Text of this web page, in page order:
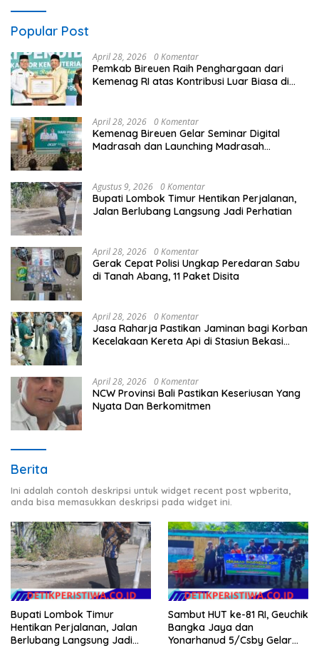
Popular Post
April 28, 2026 0 Komentar
Pemkab Bireuen Raih Penghargaan dari
Kemenag RI atas Kontribusi Luar Biasa di
April 28, 2026 0 Komentar
Kemenag Bireuen Gelar Seminar Digital
Madrasah dan Launching Madrasah
Agustus 9, 2026 0 Komentar
Bupati Lombok Timur Hentikan Perjalanan,
Jalan Berlubang Langsung Jadi Perhatian
April 28, 2026 0 Komentar
Gerak Cepat Polisi Ungkap Peredaran Sabu
di Tanah Abang, 11 Paket Disita
April 28, 2026 0 Komentar
Jasa Raharja Pastikan Jaminan bagi Korban
Kecelakaan Kereta Api di Stasiun Bekasi
April 28, 2026 0 Komentar
NCW Provinsi Bali Pastikan Keseriusan Yang
Nyata Dan Berkomitmen
Berita
Ini adalah contoh deskripsi untuk widget recent post wpberita,
anda bisa memasukkan deskripsi pada widget ini.
Bupati Lombok Timur
Hentikan Perjalanan, Jalan
Berlubang Langsung Jadi
Sambut HUT ke-81 RI, Geuchik
Bangka Jaya dan
Yonarhanud 5/Csby Gelar